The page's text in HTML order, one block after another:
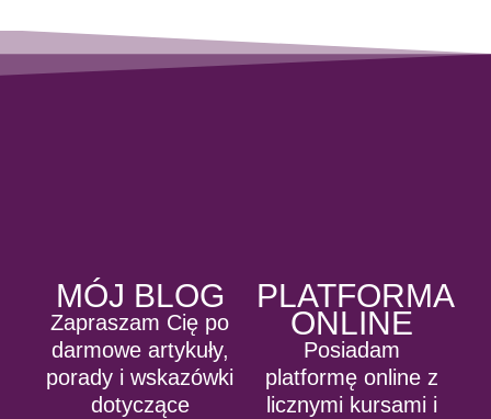
MÓJ BLOG
Zapraszam Cię po
darmowe artykuły,
porady i wskazówki
dotyczące
PLATFORMA
ONLINE
Posiadam
platformę online z
licznymi kursami i